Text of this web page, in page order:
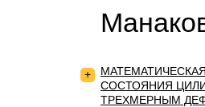
+
СОСТОЯНИЯ
ТРЕХМЕРНЫМ